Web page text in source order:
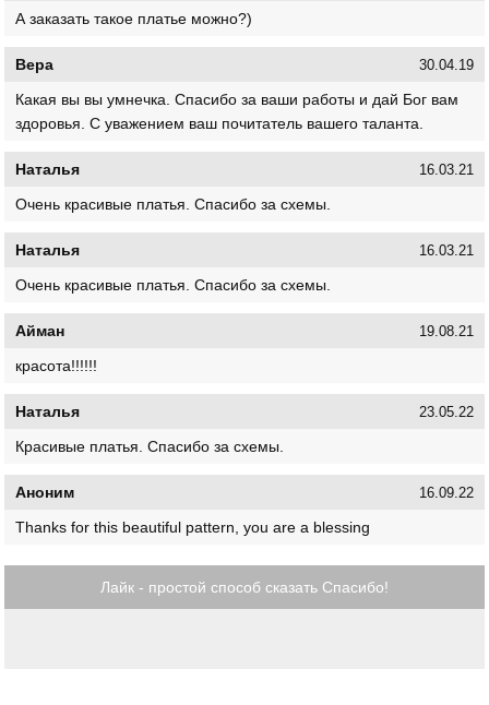
А заказать такое платье можно?)
Вера 30.04.19
Какая вы вы умнечка. Спасибо за ваши работы и дай Бог вам
здоровья. С уважением ваш почитатель вашего таланта.
Наталья 16.03.21
Очень красивые платья. Спасибо за схемы.
Наталья 16.03.21
Очень красивые платья. Спасибо за схемы.
Айман 19.08.21
красота!!!!!!
Наталья 23.05.22
Красивые платья. Спасибо за схемы.
Аноним 16.09.22
Thanks for this beautiful pattern, you are a blessing
Лайк - простой способ сказать Спасибо!